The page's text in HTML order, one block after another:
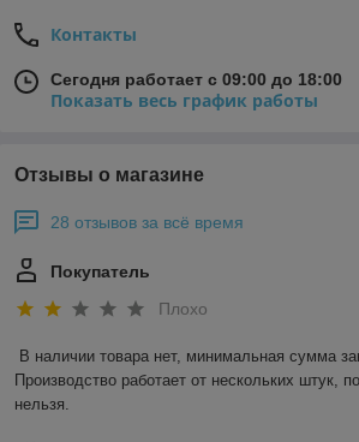
Контакты
Сегодня работает с 09:00 до 18:00
Показать весь график работы
Отзывы о магазине
28 отзывов за всё время
Покупатель
Плохо
В наличии товара нет, минимальная сумма
Производство работает от нескольких штук,
нельзя.